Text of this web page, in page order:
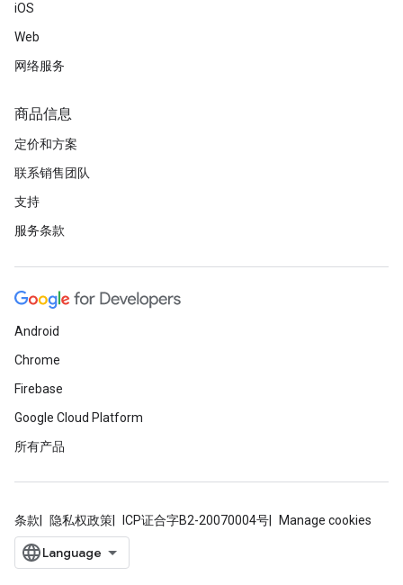
iOS
Web
网络服务
商品信息
定价和方案
联系销售团队
支持
服务条款
Android
Chrome
Firebase
Google Cloud Platform
所有产品
条款 隐私权政策 ICP证合字B2-20070004号 Manage cookies